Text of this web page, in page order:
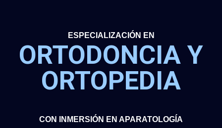
ESPECIALIZACIÓN EN
ORTODONCIA Y
ORTOPEDIA
CON INMERSIÓN EN APARATOLOGÍA